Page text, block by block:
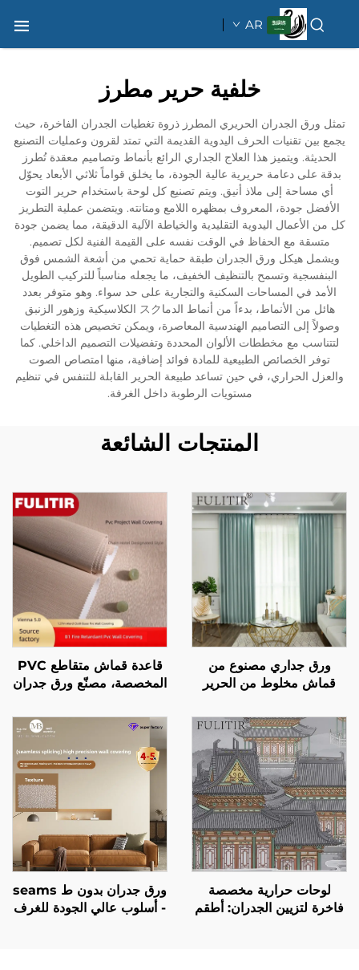
AR
خلفية حرير مطرز
تمثل ورق الجدران الحريري المطرز ذروة تغطيات الجدران الفاخرة، حيث
يجمع بين تقنيات الحرف اليدوية القديمة التي تمتد لقرون وعمليات التصنيع
الحديثة. ويتميز هذا العلاج الجداري الرائع بأنماط وتصاميم معقدة تُطرز
بدقة على دعامة حريرية عالية الجودة، ما يخلق قواماً ثلاثي الأبعاد يحوّل
أي مساحة إلى ملاذ أنيق. ويتم تصنيع كل لوحة باستخدام حرير التوت
الأفضل جودة، المعروف بمظهره اللامع ومتانته. ويتضمن عملية التطريز
كل من الأعمال اليدوية التقليدية والخياطة الآلية الدقيقة، مما يضمن جودة
متسقة مع الحفاظ في الوقت نفسه على القيمة الفنية لكل تصميم.
ويشمل هيكل ورق الجدران طبقة حماية تحمي من أشعة الشمس فوق
البنفسجية وتسمح بالتنظيف الخفيف، ما يجعله مناسباً للتركيب الطويل
الأمد في المساحات السكنية والتجارية على حد سواء. وهو متوفر بعدد
هائل من الأنماط، بدءاً من أنماط الدماスク الكلاسيكية وزهور الزنبق
وصولاً إلى التصاميم الهندسية المعاصرة، ويمكن تخصيص هذه التغطيات
لتتناسب مع مخططات الألوان المحددة وتفضيلات التصميم الداخلي. كما
توفر الخصائص الطبيعية للمادة فوائد إضافية، منها امتصاص الصوت
والعزل الحراري، في حين تساعد طبيعة الحرير القابلة للتنفس في تنظيم
مستويات الرطوبة داخل الغرفة.
المنتجات الشائعة
ورق جداري مصنوع من
قماش مخلوط من الحرير
ناعمة كالأملس ولمسة ناعمة
كالقطن، ويُعيد تعريف
الجماليات الجديدة للجدران
قاعدة قماش متقاطع PVC
المخصصة، مصنّع ورق جدران
متر لسلاسل فنادق لافندر،
لوحات حرارية مخصصة
فاخرة لتزيين الجدران: أطقم
ورق جدران بدون ط seams
- أسلوب عالي الجودة للغرف